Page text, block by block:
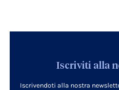
Iscriviti alla
Iscrivendoti alla nostra